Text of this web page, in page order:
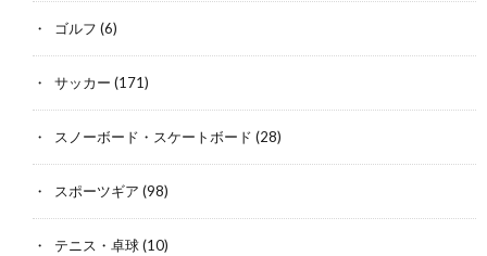
ゴルフ (6)
サッカー (171)
スノーボード・スケートボード (28)
スポーツギア (98)
テニス・卓球(10)